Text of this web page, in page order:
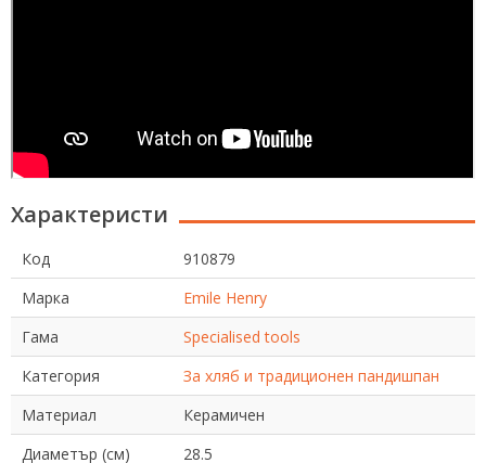
Характеристи
Код
910879
Марка
Emile Henry
Гама
Specialised tools
Категория
За хляб и традиционен пандишпан
Материал
Керамичен
Диаметър (см)
28.5